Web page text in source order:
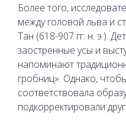
Более того,
между головой льва и
Тан (618-907 гг. н. э.).
заостренные усы и
напоминают
гробниц». Однако,
соответствовала
подкорректировали